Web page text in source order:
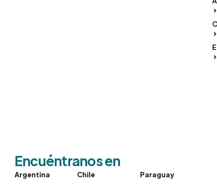
Encuéntranos en
Argentina Chile Paraguay